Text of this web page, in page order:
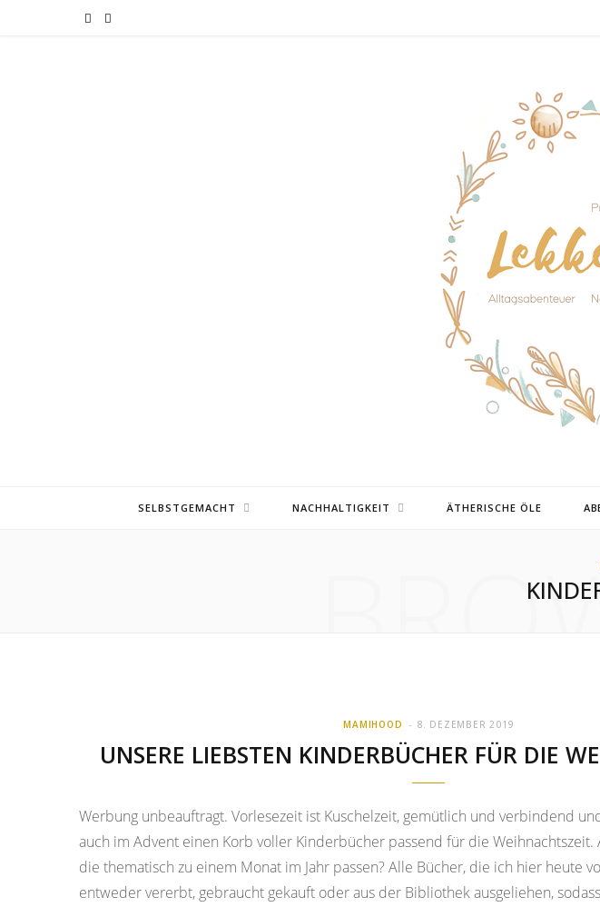
SELBSTGEMACHT NACHHALTIGKEIT ÄTHERISCHE ÖLE
MAMIHOOD 8. DEZEMBER 2019
UNSERE LIEBSTEN KINDERBÜCHER FÜR DIE
Werbung unbeauftragt. Vorlesezeit ist Kuschelzeit, gemütlich und verbindend
auch im Advent einen Korb voller Kinderbücher passend für die Weihnachtszeit.
die thematisch zu einem Monat im Jahr passen? Alle Bücher, die ich hier heute
entweder vererbt, gebraucht gekauft oder aus der Bibliothek ausgeliehen,